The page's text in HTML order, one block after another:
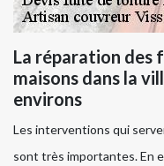
La réparation des
maisons dans la
environs
Les interventions qui
sont très importantes. En